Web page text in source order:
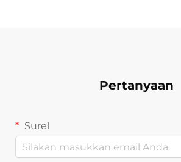
Pertanyaan
Surel